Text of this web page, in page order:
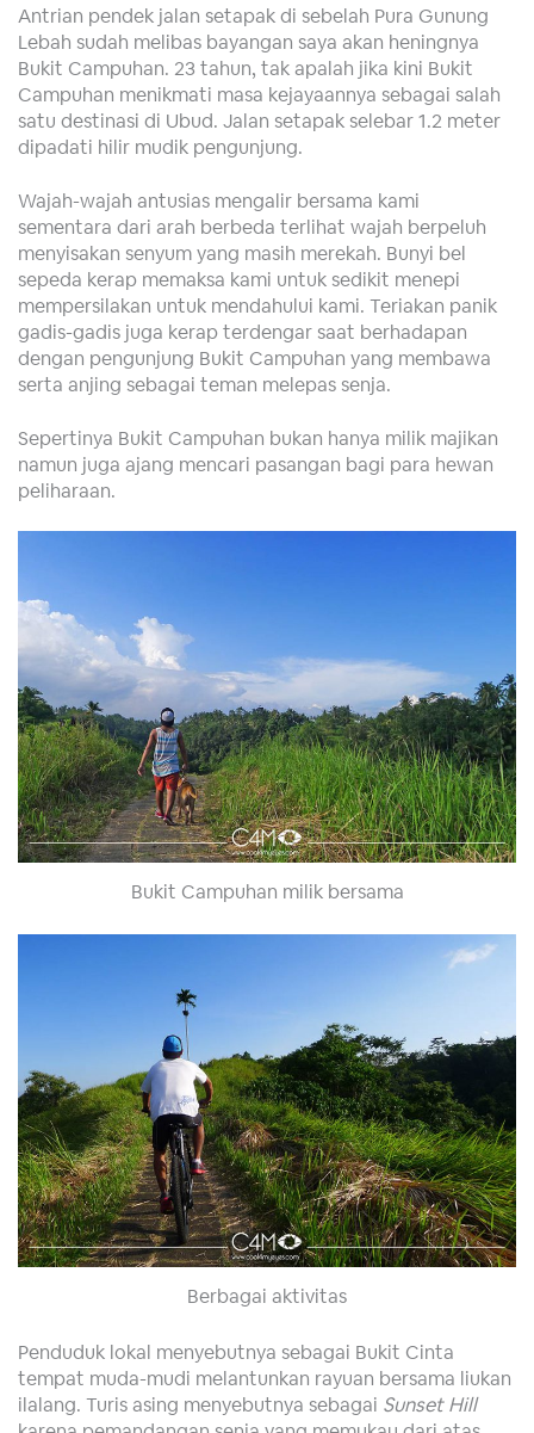
Antrian pendek jalan setapak di sebelah Pura Gunung
Lebah sudah melibas bayangan saya akan heningnya
Bukit Campuhan. 23 tahun, tak apalah jika kini Bukit
Campuhan menikmati masa kejayaannya sebagai salah
satu destinasi di Ubud. Jalan setapak selebar 1.2 meter
dipadati hilir mudik pengunjung.
Wajah-wajah antusias mengalir bersama kami
sementara dari arah berbeda terlihat wajah berpeluh
menyisakan senyum yang masih merekah. Bunyi bel
sepeda kerap memaksa kami untuk sedikit menepi
mempersilakan untuk mendahului kami. Teriakan panik
gadis-gadis juga kerap terdengar saat berhadapan
dengan pengunjung Bukit Campuhan yang membawa
serta anjing sebagai teman melepas senja.
Sepertinya Bukit Campuhan bukan hanya milik majikan
namun juga ajang mencari pasangan bagi para hewan
peliharaan.
Bukit Campuhan milik bersama
Berbagai aktivitas
Penduduk lokal menyebutnya sebagai Bukit Cinta
tempat muda-mudi melantunkan rayuan bersama liukan
ilalang. Turis asing menyebutnya sebagai Sunset Hill